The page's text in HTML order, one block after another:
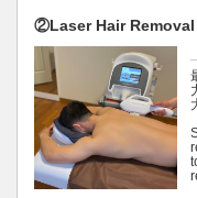
②Laser Hair Removal